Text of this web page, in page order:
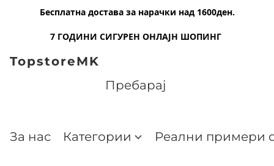
Бесплатна достава за нарачки над 1600ден.
7 ГОДИНИ СИГУРЕН ОНЛАЈН ШОПИНГ
TopstoreMK
За нас Категории Реални примери